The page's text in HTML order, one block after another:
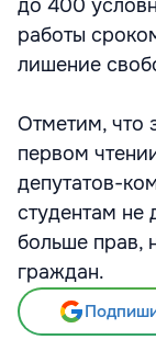
до 400
работы
лишение
Отметим, что
первом
депутатов-
студентам не
больше прав,
граждан.